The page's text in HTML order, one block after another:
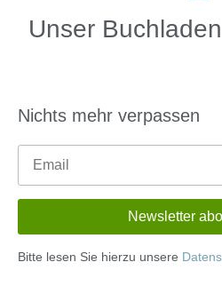
Unser
Nichts mehr verpassen
Bitte lesen Sie hierzu unsere